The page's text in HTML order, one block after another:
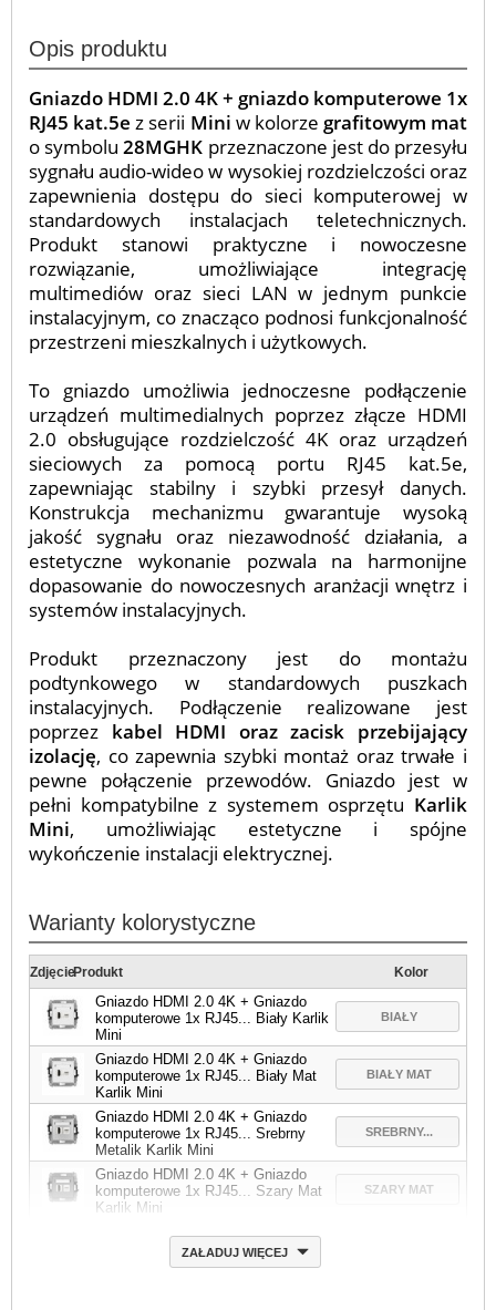
Opis produktu
Gniazdo HDMI 2.0 4K + gniazdo komputerowe 1x
RJ45 kat.5e z serii Mini w kolorze grafitowym mat
o symbolu28MGHK przeznaczone jest do przesyłu
sygnału audio-wideo w wysokiej rozdzielczości oraz
zapewnienia dostępu do sieci komputerowej w
standardowych instalacjach teletechnicznych.
Produkt stanowi praktyczne i nowoczesne
rozwiązanie, umożliwiające integrację
multimediów oraz sieci LAN w jednym punkcie
instalacyjnym, co znacząco podnosi funkcjonalność
przestrzeni mieszkalnych i użytkowych.
To gniazdo umożliwia jednoczesne podłączenie
urządzeń multimedialnych poprzez złącze HDMI
2.0 obsługujące rozdzielczość 4K oraz urządzeń
sieciowych za pomocą portu RJ45 kat.5e,
zapewniając stabilny i szybki przesył danych.
Konstrukcja mechanizmu gwarantuje wysoką
jakość sygnału oraz niezawodność działania, a
estetyczne wykonanie pozwala na harmonijne
dopasowanie do nowoczesnych aranżacji wnętrz i
systemów instalacyjnych.
Produkt przeznaczony jest do montażu
podtynkowego w standardowych puszkach
instalacyjnych. Podłączenie realizowane jest
poprzez kabel HDMI oraz zacisk przebijający
izolację, co zapewnia szybki montaż oraz trwałe i
pewne połączenie przewodów. Gniazdo jest w
pełni kompatybilne z systemem osprzętu Karlik
Mini, umożliwiając estetyczne i spójne
wykończenie instalacji elektrycznej.
Warianty kolorystyczne
ZdjęcieProdukt Kolor
Gniazdo HDMI 2.0 4K + Gniazdo
komputerowe 1x RJ45... Biały Karlik
Mini
BIAŁY
Gniazdo HDMI 2.0 4K + Gniazdo
komputerowe 1x RJ45... Biały Mat
Karlik Mini
BIAŁY MAT
Gniazdo HDMI 2.0 4K + Gniazdo
komputerowe 1x RJ45... Srebrny
Metalik Karlik Mini
SREBRNY...
Gniazdo HDMI 2.0 4K + Gniazdo
komputerowe 1x RJ45... Szary Mat
Karlik Mini
SZARY MAT
ZAŁADUJ WIĘCEJ